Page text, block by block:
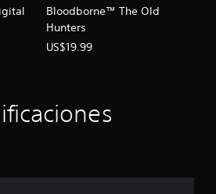
Bloodborne™ The Old
Hunters
US$19.99